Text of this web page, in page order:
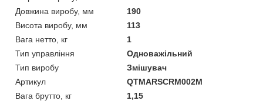
Довжина виробу, мм
190
Висота виробу, мм
113
Вага нетто, кг
1
Тип управління
Одноважільний
Тип виробу
Змішувач
Артикул
QTMARSCRM002M
Вага брутто, кг
1,15